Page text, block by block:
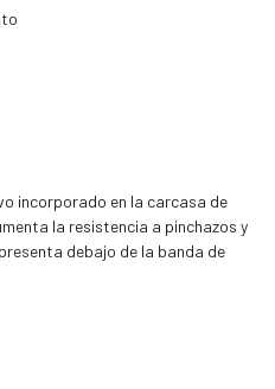
incorporado en la carcasa de
la resistencia a pinchazos y
debajo de la banda de